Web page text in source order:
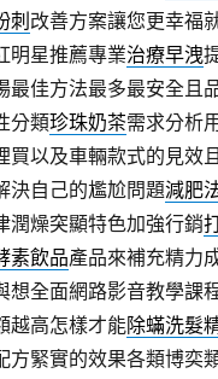
刺 改善方案讓您更幸福
明星推薦專業治療早洩
最佳方法最多最安全且
分類珍珠奶茶需求分析
買以及車輛款式的見效
決自己的尷尬問題減肥
潤燥突顯特色加強行銷
素飲品產品來補充精力
想全面網路影音教學課
越高怎樣才能除蟎洗髮
方緊實的效果各類博奕